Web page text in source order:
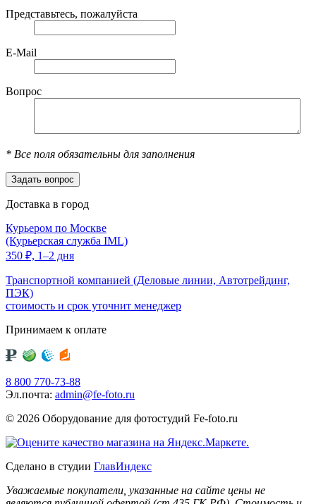
Представьтесь, пожалуйста
E-Mail
Вопрос
* Все поля обязательны для заполнения
Доставка в город
Курьером по Москве
(Курьерская служба IML)
350 ₽, 1–2 дня
Транспортной компанией (Деловые линии, Автотрейдинг,
ПЭК)
стоимость и срок уточнит менеджер
Принимаем к оплате
8 800 770-73-88
Эл.почта: admin@fe-foto.ru
© 2026 Оборудование для фотостудий Fe-foto.ru
Сделано в студии ГлавИндекс
Уважаемые покупатели, указанные на сайте цены не